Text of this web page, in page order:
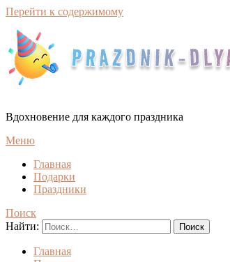
Перейти к содержимому
Вдохновение для каждого праздника
Меню
Главная
Подарки
Праздники
Поиск
Найти:
Главная